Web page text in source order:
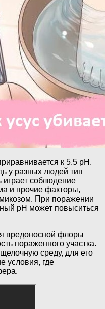
к 5.5 pH.
у разных людей тип
соблюдение
и прочие факторы,
При поражении
pH может повыситься
вредоносной флоры
пораженного участка.
среду, для его
условия, где